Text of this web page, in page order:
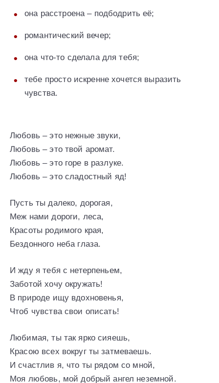
она расстроена – подбодрить её;
романтический вечер;
она что-то сделала для тебя;
тебе просто искренне хочется выразить
чувства.
Любовь – это нежные звуки,
Любовь – это твой аромат.
Любовь – это горе в разлуке.
Любовь – это сладостный яд!
Пусть ты далеко, дорогая,
Меж нами дороги, леса,
Красоты родимого края,
Бездонного неба глаза.
И жду я тебя с нетерпеньем,
Заботой хочу окружать!
В природе ищу вдохновенья,
Чтоб чувства свои описать!
Любимая, ты так ярко сияешь,
Красою всех вокруг ты затмеваешь.
И счастлив я, что ты рядом со мной,
Моя любовь, мой добрый ангел неземной.